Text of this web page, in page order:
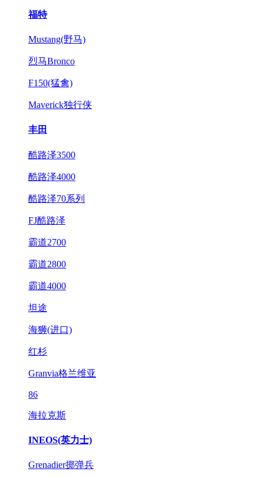
福特
Mustang(野马)
烈马Bronco
F150(猛禽)
Maverick独行侠
丰田
酷路泽3500
酷路泽4000
酷路泽70系列
FJ酷路泽
霸道2700
霸道2800
霸道4000
坦途
海狮(进口)
红杉
Granvia格兰维亚
86
海拉克斯
INEOS(英力士)
Grenadier掷弹兵